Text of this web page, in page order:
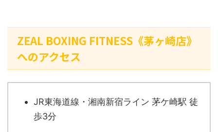
ZEAL BOXING FITNESS《茅ヶ崎店》
へのアクセス
JR東海道線・湘南新宿ライン 茅ケ崎駅 徒
歩3分